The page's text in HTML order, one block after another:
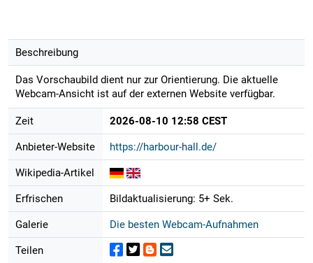
Beschreibung
Das Vorschaubild dient nur zur Orientierung. Die aktuelle
Webcam-Ansicht ist auf der externen Website verfügbar.
Zeit 2026-08-10 12:58 CEST
Anbieter-Website https://harbour-hall.de/
Wikipedia-Artikel
Erfrischen Bildaktualisierung: 5+ Sek.
Galerie Die besten Webcam-Aufnahmen
Teilen